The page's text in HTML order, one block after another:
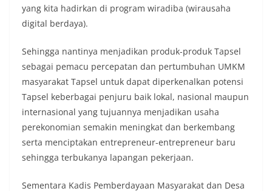
yang kita hadirkan di program wiradiba (wirausaha
digital berdaya).
Sehingga nantinya menjadikan produk-produk Tapsel
sebagai pemacu percepatan dan pertumbuhan UMKM
masyarakat Tapsel untuk dapat diperkenalkan potensi
Tapsel keberbagai penjuru baik lokal, nasional maupun
internasional yang tujuannya menjadikan usaha
perekonomian semakin meningkat dan berkembang
serta menciptakan entrepreneur-entrepreneur baru
sehingga terbukanya lapangan pekerjaan.
Sementara Kadis Pemberdayaan Masyarakat dan Desa